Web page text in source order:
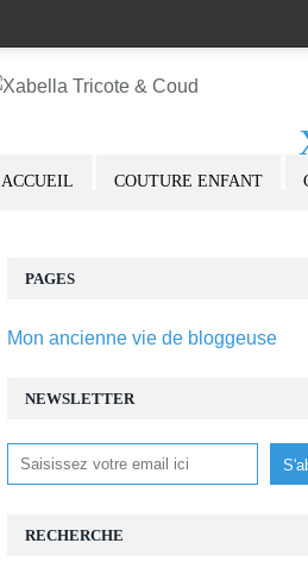
ACCUEIL COUTURE ENFANT
NEWSLETTER
RECHERCHE
PAGES
Mon ancienne vie de bloggeuse